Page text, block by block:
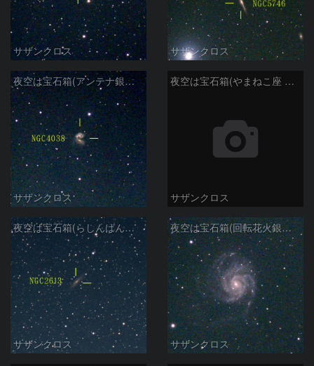
サザンクロス サザンクロス
夜空は宝石箱(アンテナ銀河 NGC4038) Seestar50
サザンクロス
夜空は宝石箱(やまねこ座 NGC2683) Seestar50
サザンクロス
夜空は宝石箱(らしんばん座 NGC2613) Seestar50
サザンクロス
夜空は宝石箱(回転花火銀河 M101) Seestar50
サザンクロス